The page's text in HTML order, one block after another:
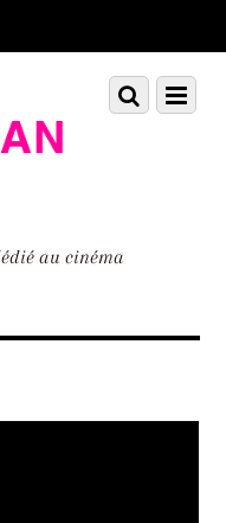
au cinéma
Menu
Scroll
down